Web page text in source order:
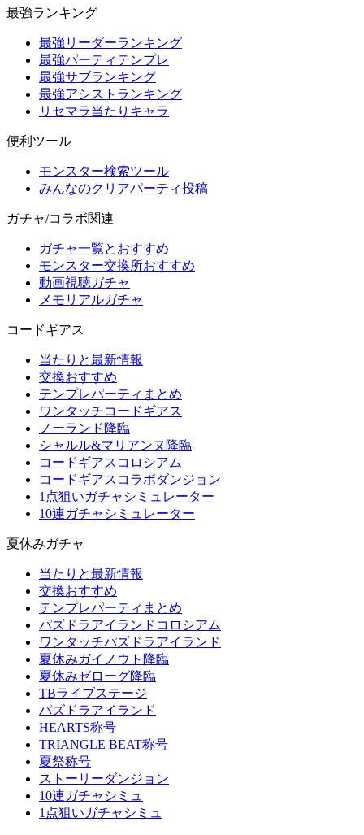
最強ランキング
最強リーダーランキング
最強パーティテンプレ
最強サブランキング
最強アシストランキング
リセマラ当たりキャラ
便利ツール
モンスター検索ツール
みんなのクリアパーティ投稿
ガチャ/コラボ関連
ガチャ一覧とおすすめ
モンスター交換所おすすめ
動画視聴ガチャ
メモリアルガチャ
コードギアス
当たりと最新情報
交換おすすめ
テンプレパーティまとめ
ワンタッチコードギアス
ノーランド降臨
シャルル&マリアンヌ降臨
コードギアスコロシアム
コードギアスコラボダンジョン
1点狙いガチャシミュレーター
10連ガチャシミュレーター
夏休みガチャ
当たりと最新情報
交換おすすめ
テンプレパーティまとめ
パズドラアイランドコロシアム
ワンタッチパズドラアイランド
夏休みガイノウト降臨
夏休みゼローグ降臨
TBライブステージ
パズドラアイランド
HEARTS称号
TRIANGLE BEAT称号
夏祭称号
ストーリーダンジョン
10連ガチャシミュ
1点狙いガチャシミュ